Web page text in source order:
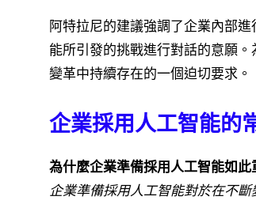
阿特拉尼的建議強調了企業內部進
能所引發的挑戰進行對話的意願
變革中持續存在的一個迫切要求。
企業採用人工智能的
為什麼企業準備採用人工智能如此
企業準備採用人工智能對於在不